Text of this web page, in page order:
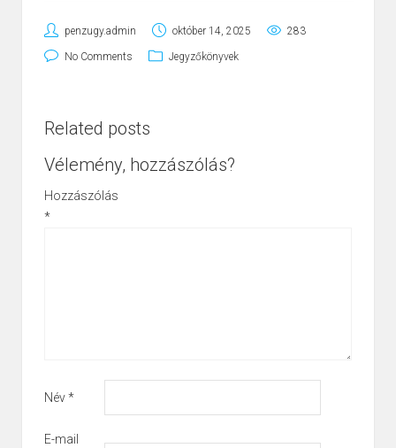
penzugy.admin október 14, 2025 283
No Comments Jegyzőkönyvek
Related posts
Vélemény, hozzászólás?
Hozzászólás
*
Név*
E-mail